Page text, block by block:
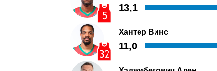
13,1
Хантер Винс
11,0